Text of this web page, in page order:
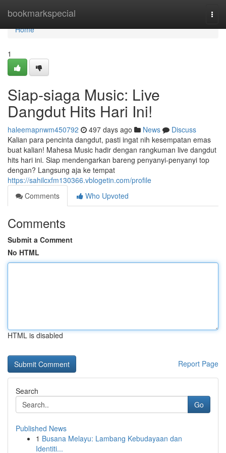
bookmarkspecial
Home
Home
1
Siap-siaga Music: Live
Dangdut Hits Hari Ini!
haleemapnwm450792 497 days ago News
Discuss
Kalian para pencinta dangdut, pasti ingat nih kesempatan emas
buat kalian! Mahesa Music hadir dengan rangkuman live dangdut
hits hari ini. Siap mendengarkan bareng penyanyi-penyanyi top
dengan? Langsung aja ke tempat
https://sahilcxfm130366.vblogetin.com/profile
Comments
Who Upvoted
Comments
Submit a Comment
No HTML
HTML is disabled
Report Page
Search
Go
Published News
1 Busana Melayu: Lambang Kebudayaan dan
Identiti...